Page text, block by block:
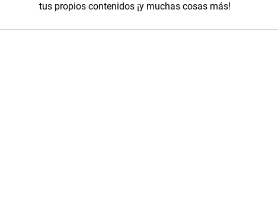
tus propios contenidos ¡y muchas cosas más!